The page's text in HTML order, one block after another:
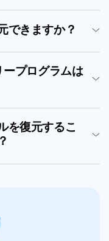
できますか？
プログラムは
を復元するこ